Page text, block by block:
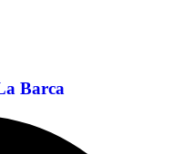
Barca